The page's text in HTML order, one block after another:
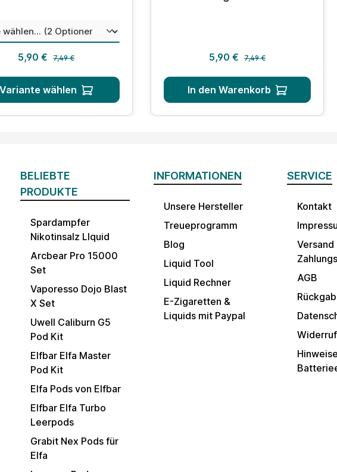
auswählen
Verkaufspreis:
5,90 € Regulärer Preis:
7,49 €
Variante wählen
Verkaufspreis:
5,90 € Regulärer Preis:
7,49 €
In den Warenkorb
BELIEBTE
PRODUKTE
Spardampfer
Nikotinsalz LIquid
Arcbear Pro 15000
Set
Vaporesso Dojo Blast
X Set
Uwell Caliburn G5
Pod Kit
Elfbar Elfa Master
Pod Kit
Elfa Pods von Elfbar
Elfbar Elfa Turbo
Leerpods
Grabit Nex Pods für
Elfa
INFORMATIONEN
Unsere Hersteller
Treueprogramm
Blog
Liquid Tool
Liquid Rechner
E-Zigaretten &
Liquids mit Paypal
SERVICE
Kontakt
Versand
AGB